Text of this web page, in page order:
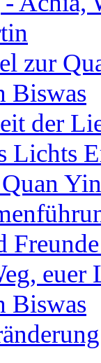
zur
Biswas
der
Lichts
euer
Biswas